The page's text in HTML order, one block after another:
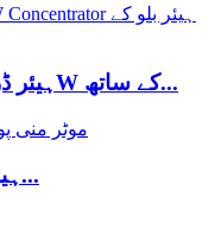
ہیئر ڈرائر پروفیشنل ڈی سی موٹر 2200W کے ساتھ...
ہیئر ڈرائر ڈی سی موٹر منی پورٹیبل...